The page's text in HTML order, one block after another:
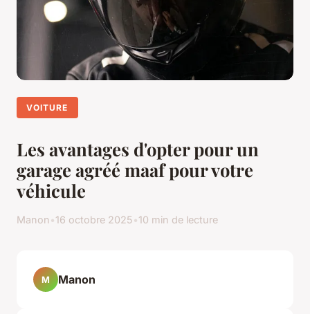
VOITURE
Les avantages d'opter pour un
garage agréé maaf pour votre
véhicule
Manon•16 octobre 2025•10 min de lecture
M Manon